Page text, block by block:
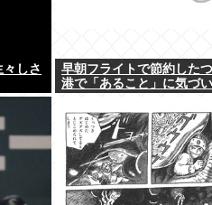
しさ
早朝フライトで節約した
港で「あること」に気づ